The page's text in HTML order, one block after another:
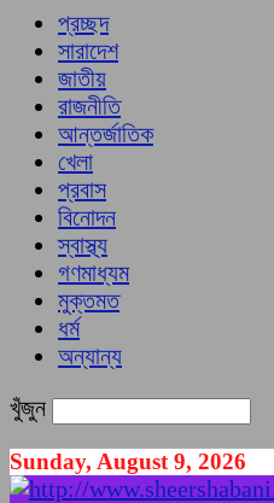
প্রচ্ছদ
সারাদেশ
জাতীয়
রাজনীতি
আন্তর্জাতিক
খেলা
প্রবাস
বিনোদন
স্বাস্থ্য
গণমাধ্যম
মুক্তমত
ধর্ম
অন্যান্য
খুঁজুন
Sunday, August 9, 2026